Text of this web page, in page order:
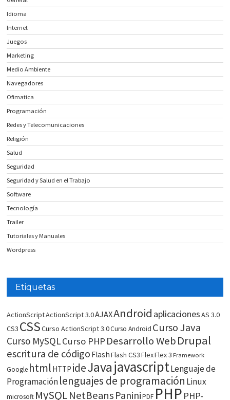
Idioma
Internet
Juegos
Marketing
Medio Ambiente
Navegadores
Ofimatica
Programación
Redes y Telecomunicaciones
Religión
Salud
Seguridad
Seguridad y Salud en el Trabajo
Software
Tecnología
Trailer
Tutoriales y Manuales
Wordpress
Etiquetas
ActionScriptActionScript 3.0AJAXAndroid aplicacionesAS 3.0
CS3 CSSCurso ActionScript 3.0Curso Android Curso Java
Curso MySQLCurso PHP Desarrollo WebDrupal
escritura de código FlashFlash CS3FlexFlex 3 Framework
Google html HTTP ideJavajavascriptLenguaje de
Programaciónlenguajes de programación Linux
microsoft MySQLNetBeans Panini PDF PHP PHP-